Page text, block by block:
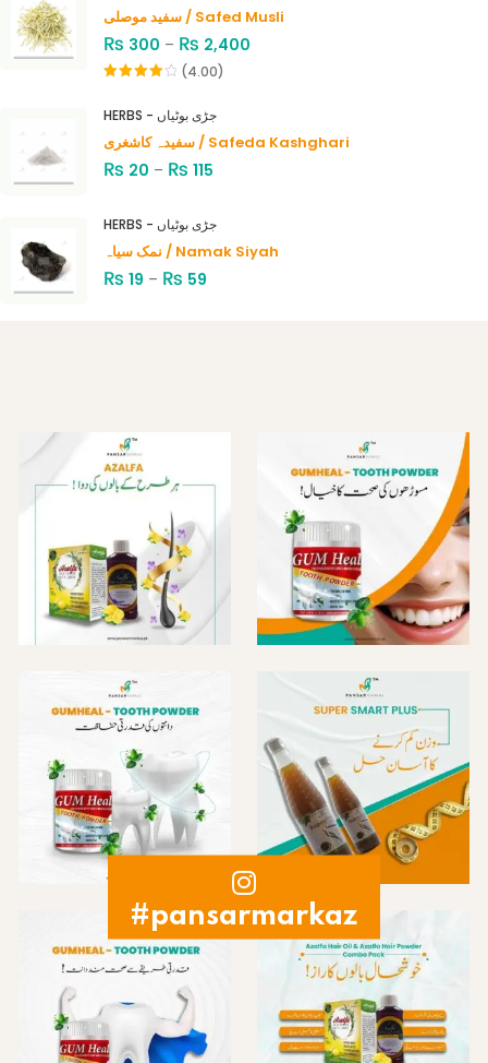
سفید موصلی / Safed Musli
₨ 300 – ₨ 2,400
of 5
(4.00)
HERBS - جڑی بوٹیاں
سفیدہ کاشغری / Safeda Kashghari
₨ 20 – ₨ 115
HERBS - جڑی بوٹیاں
نمک سیاہ / Namak Siyah
₨ 19 – ₨ 59
#pansarmarkaz